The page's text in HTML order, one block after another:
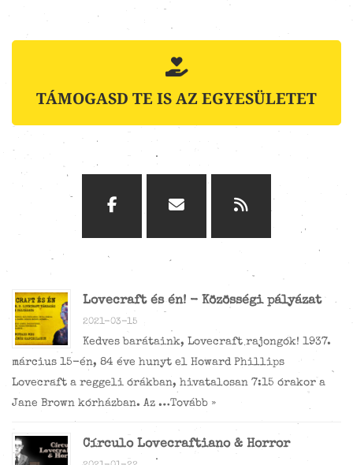
TÁMOGASD TE IS AZ EGYESÜLETET
Lovecraft és én! - Közösségi pályázat
2021-03-15
Kedves barátaink, Lovecraft rajongók! 1937.
március 15-én, 84 éve hunyt el Howard Phillips
Lovecraft a reggeli órákban, hivatalosan 7:15 órakor a
Jane Brown kórházban. Az …Tovább »
Círculo Lovecraftiano & Horror